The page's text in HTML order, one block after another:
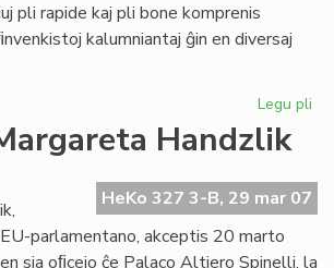
pli rapide kaj pli bone komprenis
kalumniantaj ĝin en diversaj
Legu pli
Handzlik
HeKo 327 3-B, 29 mar 07
parlamentano, akceptis 20 marto
sia oﬁcejo ĉe Palaco Altiero Spinelli, la